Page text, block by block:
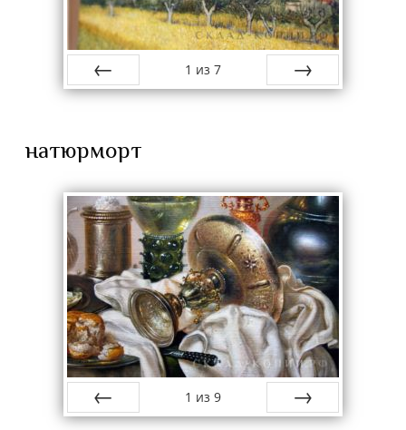
назад
1 из 7
вперёд
натюрморт
1 из 9